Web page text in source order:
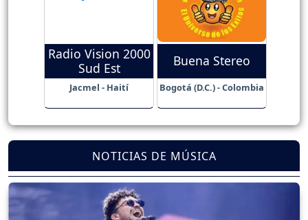
Radio Vision 2000
Sud Est
Jacmel - Haití
Buena Stereo
Bogotá (D.C.) - Colombia
NOTICIAS DE MÚSICA